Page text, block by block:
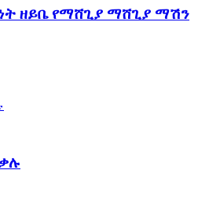
ዘይቤ የማሸጊያ ማሸጊያ ማሽን